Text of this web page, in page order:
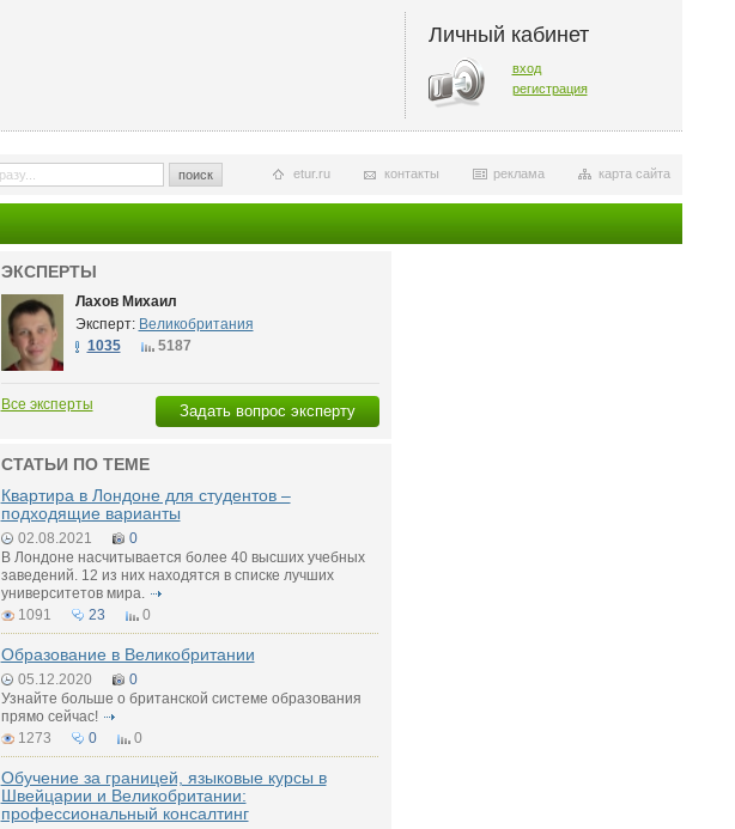
Личный кабинет
вход
регистрация
поиск карта сайта
реклама
контакты
etur.ru
ЭКСПЕРТЫ
Лахов Михаил
Эксперт: Великобритания
1035
5187
Задать вопрос эксперту
Все эксперты
СТАТЬИ ПО ТЕМЕ
Квартира в Лондоне для студентов –
подходящие варианты
02.08.2021
0
В Лондоне насчитывается более 40 высших учебных
заведений. 12 из них находятся в списке лучших
университетов мира.
1091
23 0
Образование в Великобритании
05.12.2020
0
Узнайте больше о британской системе образования
прямо сейчас!
1273
0 0
Обучение за границей, языковые курсы в
Швейцарии и Великобритании:
профессиональный консалтинг